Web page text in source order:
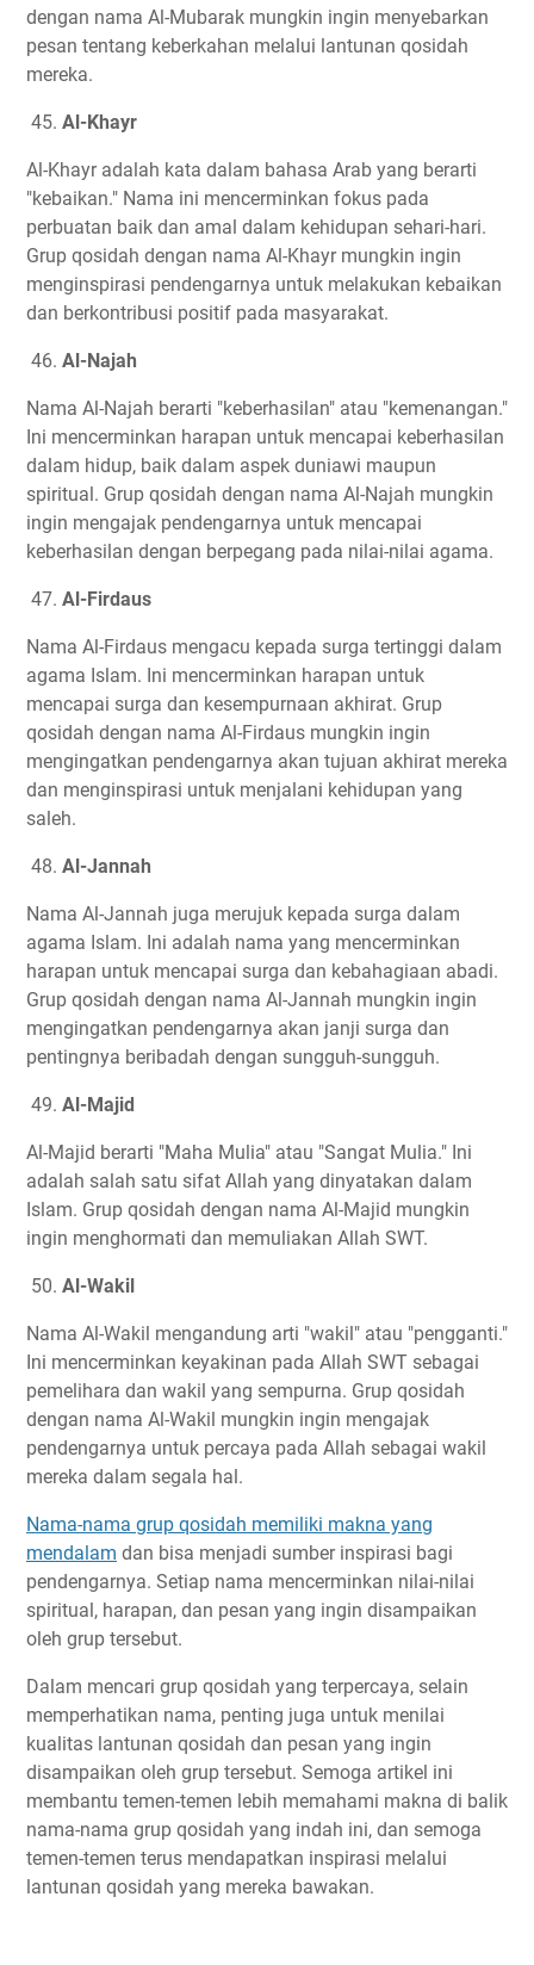
dengan nama Al-Mubarak mungkin ingin menyebarkan
pesan tentang keberkahan melalui lantunan qosidah
mereka.
45. Al-Khayr
Al-Khayr adalah kata dalam bahasa Arab yang berarti
"kebaikan." Nama ini mencerminkan fokus pada
perbuatan baik dan amal dalam kehidupan sehari-hari.
Grup qosidah dengan nama Al-Khayr mungkin ingin
menginspirasi pendengarnya untuk melakukan kebaikan
dan berkontribusi positif pada masyarakat.
46. Al-Najah
Nama Al-Najah berarti "keberhasilan" atau "kemenangan."
Ini mencerminkan harapan untuk mencapai keberhasilan
dalam hidup, baik dalam aspek duniawi maupun
spiritual. Grup qosidah dengan nama Al-Najah mungkin
ingin mengajak pendengarnya untuk mencapai
keberhasilan dengan berpegang pada nilai-nilai agama.
47. Al-Firdaus
Nama Al-Firdaus mengacu kepada surga tertinggi dalam
agama Islam. Ini mencerminkan harapan untuk
mencapai surga dan kesempurnaan akhirat. Grup
qosidah dengan nama Al-Firdaus mungkin ingin
mengingatkan pendengarnya akan tujuan akhirat mereka
dan menginspirasi untuk menjalani kehidupan yang
saleh.
48. Al-Jannah
Nama Al-Jannah juga merujuk kepada surga dalam
agama Islam. Ini adalah nama yang mencerminkan
harapan untuk mencapai surga dan kebahagiaan abadi.
Grup qosidah dengan nama Al-Jannah mungkin ingin
mengingatkan pendengarnya akan janji surga dan
pentingnya beribadah dengan sungguh-sungguh.
49. Al-Majid
Al-Majid berarti "Maha Mulia" atau "Sangat Mulia." Ini
adalah salah satu sifat Allah yang dinyatakan dalam
Islam. Grup qosidah dengan nama Al-Majid mungkin
ingin menghormati dan memuliakan Allah SWT.
50. Al-Wakil
Nama Al-Wakil mengandung arti "wakil" atau "pengganti."
Ini mencerminkan keyakinan pada Allah SWT sebagai
pemelihara dan wakil yang sempurna. Grup qosidah
dengan nama Al-Wakil mungkin ingin mengajak
pendengarnya untuk percaya pada Allah sebagai wakil
mereka dalam segala hal.
Nama-nama grup qosidah memiliki makna yang
mendalam dan bisa menjadi sumber inspirasi bagi
pendengarnya. Setiap nama mencerminkan nilai-nilai
spiritual, harapan, dan pesan yang ingin disampaikan
oleh grup tersebut.
Dalam mencari grup qosidah yang terpercaya, selain
memperhatikan nama, penting juga untuk menilai
kualitas lantunan qosidah dan pesan yang ingin
disampaikan oleh grup tersebut. Semoga artikel ini
membantu temen-temen lebih memahami makna di balik
nama-nama grup qosidah yang indah ini, dan semoga
temen-temen terus mendapatkan inspirasi melalui
lantunan qosidah yang mereka bawakan.